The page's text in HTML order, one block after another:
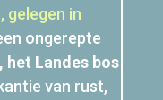
, gelegen in
ongerepte
het Landes bos
van rust,